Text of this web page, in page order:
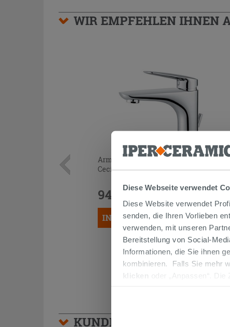
Diese Webseite verwendet
Diese Website verwendet
senden, die Ihren Vorlieben
verwenden, mit unseren
Bereitstellung von Social-
Informationen, die Sie ihnen
kombinieren. Falls Sie mehr
klicken
oder „Anpassen“.
WIR EMPFEHLEN IHNEN
Armatur für Waschbecken Mamoli
Cecilia mit Abfluss Chrom
94,90 €
IN DEN WARENKORB LEGEN
KUNDEN, DIE DIESEN